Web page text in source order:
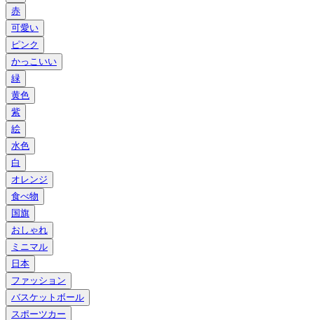
赤
可愛い
ピンク
かっこいい
緑
黄色
紫
絵
水色
白
オレンジ
食べ物
国旗
おしゃれ
ミニマル
日本
ファッション
バスケットボール
スポーツカー